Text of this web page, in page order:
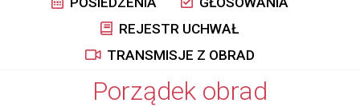
REJESTR UCHWAŁ
TRANSMISJE Z OBRAD
Porządek obrad